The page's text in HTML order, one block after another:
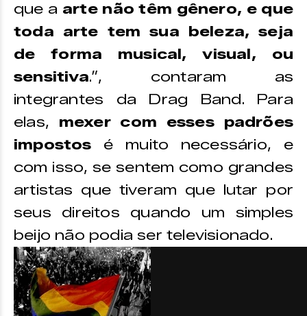
que a arte não têm gênero, e que
toda arte tem sua beleza, seja
de forma musical, visual, ou
sensitiva.”, contaram as
integrantes da Drag Band. Para
elas, mexer com esses padrões
impostos é muito necessário, e
com isso, se sentem como grandes
artistas que tiveram que lutar por
seus direitos quando um simples
beijo não podia ser televisionado.